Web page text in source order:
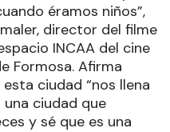
éramos niños”,
director del filme
INCAA del cine
Formosa. Afirma
ciudad “nos llena
ciudad que
y sé que es una